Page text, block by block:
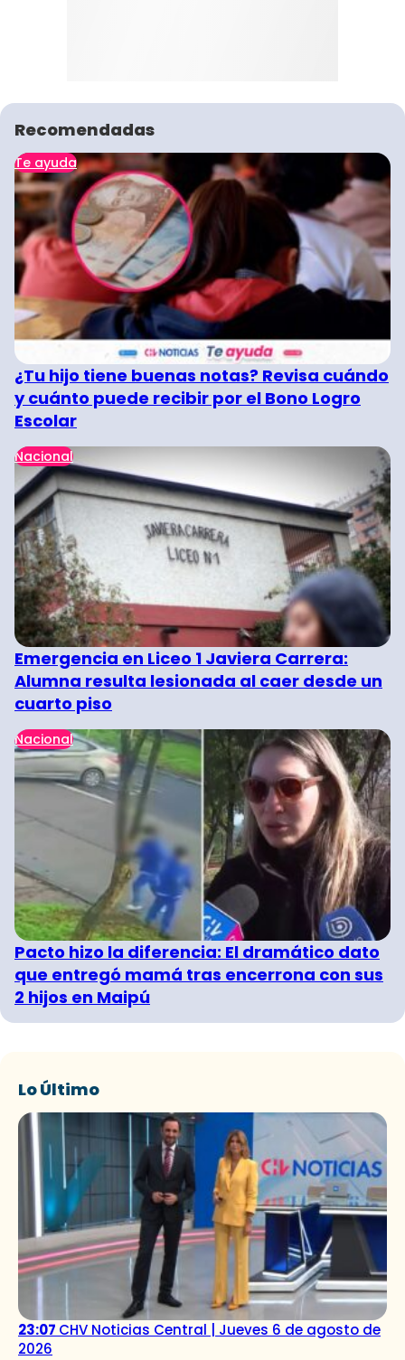
Recomendadas
Te ayuda
¿Tu hijo tiene buenas notas? Revisa cuándo
y cuánto puede recibir por el Bono Logro
Escolar
Nacional
Emergencia en Liceo 1 Javiera Carrera:
Alumna resulta lesionada al caer desde un
cuarto piso
Nacional
Pacto hizo la diferencia: El dramático dato
que entregó mamá tras encerrona con sus
2 hijos en Maipú
Lo Último
23:07 CHV Noticias Central | Jueves 6 de agosto de
2026